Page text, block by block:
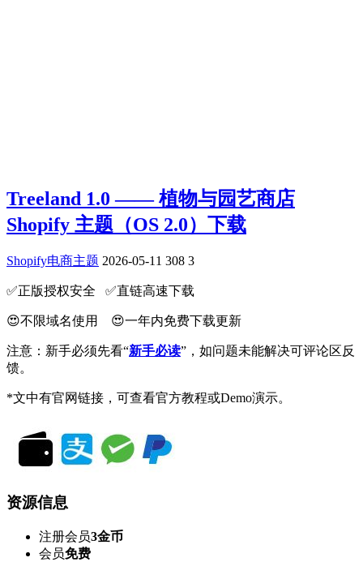
Treeland 1.0 —— 植物与园艺商店
Shopify 主题（OS 2.0）下载
Shopify电商主题 2026-05-11 308 3
✅️正版授权安全 ✅️直链高速下载
😍不限域名使用 😍一年内免费下载更新
注意：新手必须先看“新手必读”，如问题未能解决可评论区反
馈。
*文中有官网链接，可查看官方教程或Demo演示。
资源信息
注册会员3金币
会员免费